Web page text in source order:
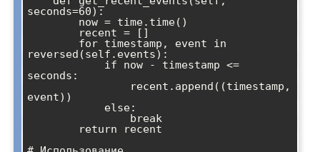
seconds=60):
reversed(self.events):
seconds:
event))